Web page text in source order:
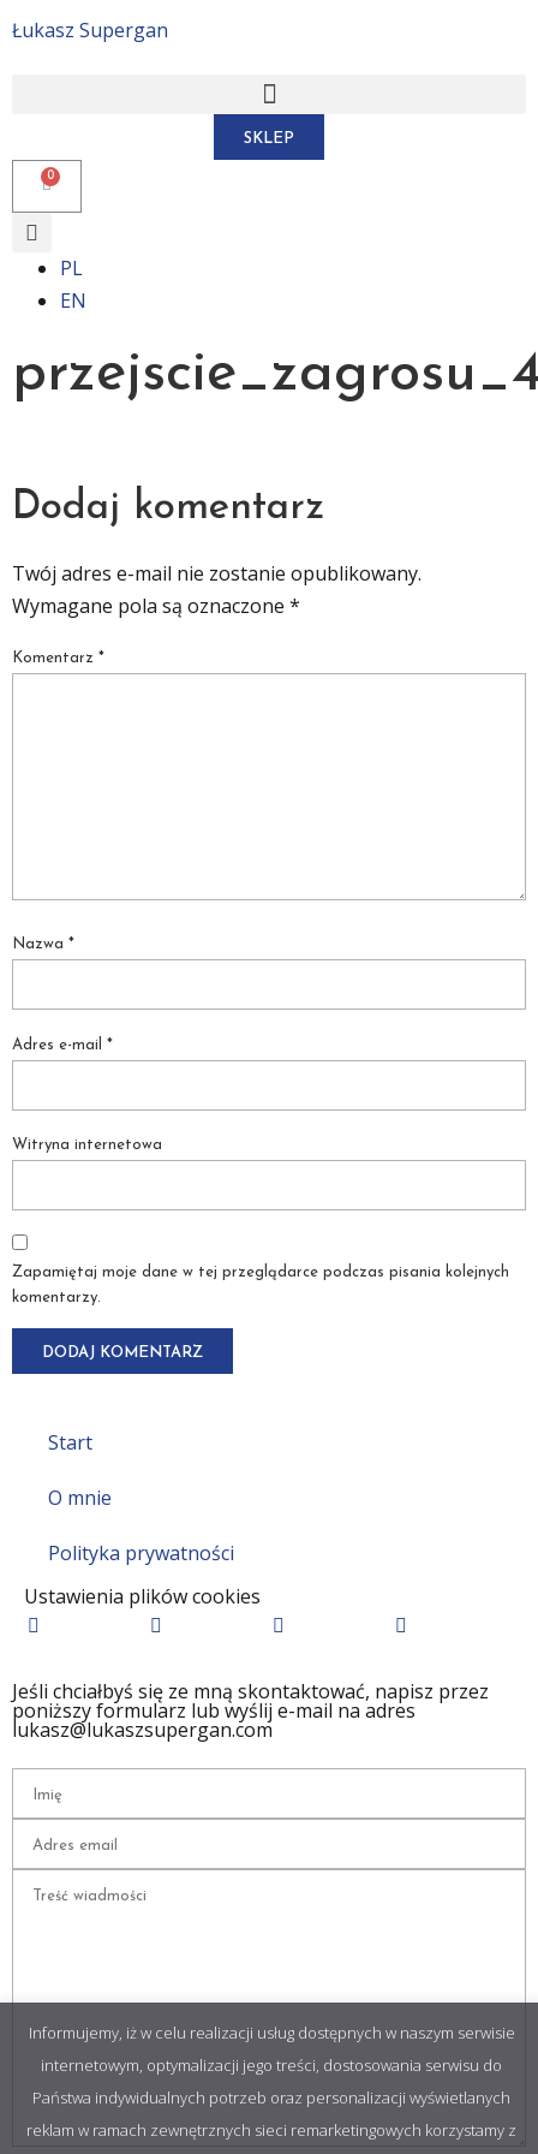
Łukasz Supergan
SKLEP
PL
EN
Dodaj komentarz
Twój adres e-mail nie zostanie opublikowany.
Wymagane pola są oznaczone *
Komentarz *
Nazwa *
Adres e-mail *
Witryna internetowa
Zapamiętaj moje dane w tej przeglądarce podczas pisania kolejnych
komentarzy.
Start
O mnie
Polityka prywatności
Ustawienia plików cookies
Jeśli chciałbyś się ze mną skontaktować, napisz przez
poniższy formularz lub wyślij e-mail na adres
lukasz@lukaszsupergan.com
Informujemy, iż w celu realizacji usług dostępnych w naszym serwisie
internetowym, optymalizacji jego treści, dostosowania serwisu do
Państwa indywidualnych potrzeb oraz personalizacji wyświetlanych
reklam w ramach zewnętrznych sieci remarketingowych korzystamy z